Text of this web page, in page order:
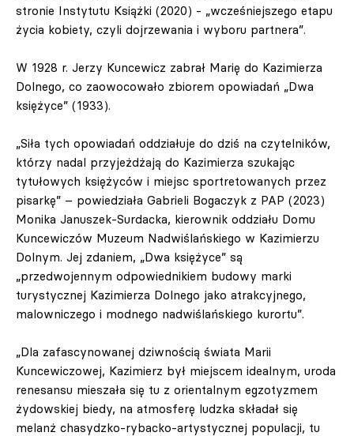
stronie Instytutu Książki (2020) - „wcześniejszego etapu
życia kobiety, czyli dojrzewania i wyboru partnera”.
W 1928 r. Jerzy Kuncewicz zabrał Marię do Kazimierza
Dolnego, co zaowocowało zbiorem opowiadań „Dwa
księżyce” (1933).
„Siła tych opowiadań oddziałuje do dziś na czytelników,
którzy nadal przyjeżdżają do Kazimierza szukając
tytułowych księżyców i miejsc sportretowanych przez
pisarkę” – powiedziała Gabrieli Bogaczyk z PAP (2023)
Monika Januszek-Surdacka, kierownik oddziału Domu
Kuncewiczów Muzeum Nadwiślańskiego w Kazimierzu
Dolnym. Jej zdaniem, „Dwa księżyce” są
„przedwojennym odpowiednikiem budowy marki
turystycznej Kazimierza Dolnego jako atrakcyjnego,
malowniczego i modnego nadwiślańskiego kurortu”.
„Dla zafascynowanej dziwnością świata Marii
Kuncewiczowej, Kazimierz był miejscem idealnym, uroda
renesansu mieszała się tu z orientalnym egzotyzmem
żydowskiej biedy, na atmosferę ludzka składał się
melanż chasydzko-rybacko-artystycznej populacji, tu